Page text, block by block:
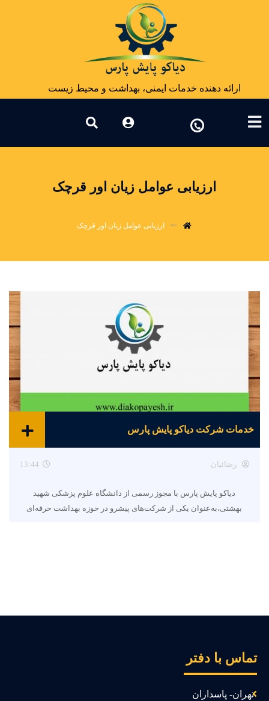
ارائه دهنده خدمات ایمنی، بهداشت و محیط زیست
ارزیابی عوامل زیان اور قرچک
ارزیابی عوامل زیان اور قرچک
خدمات شرکت دیاکو پایش پارس
رضائیان 13:44
دیاکو پایش پارس با مجوز رسمی از دانشگاه علوم پزشکی شهید
بهشتی،به‌عنوان یکی از شرکت‌های پیشرو در حوزه بهداشت حرفه‌ای
با دفتر
تهران- پاسداران